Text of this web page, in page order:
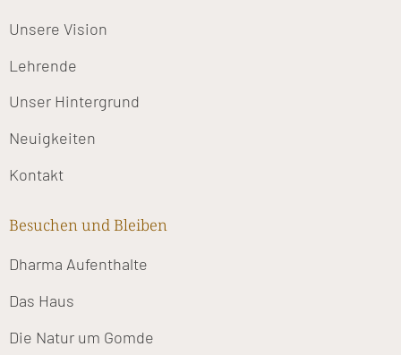
Unsere Vision
Lehrende
Unser Hintergrund
Neuigkeiten
Kontakt
Besuchen und Bleiben
Dharma Aufenthalte
Das Haus
Die Natur um Gomde